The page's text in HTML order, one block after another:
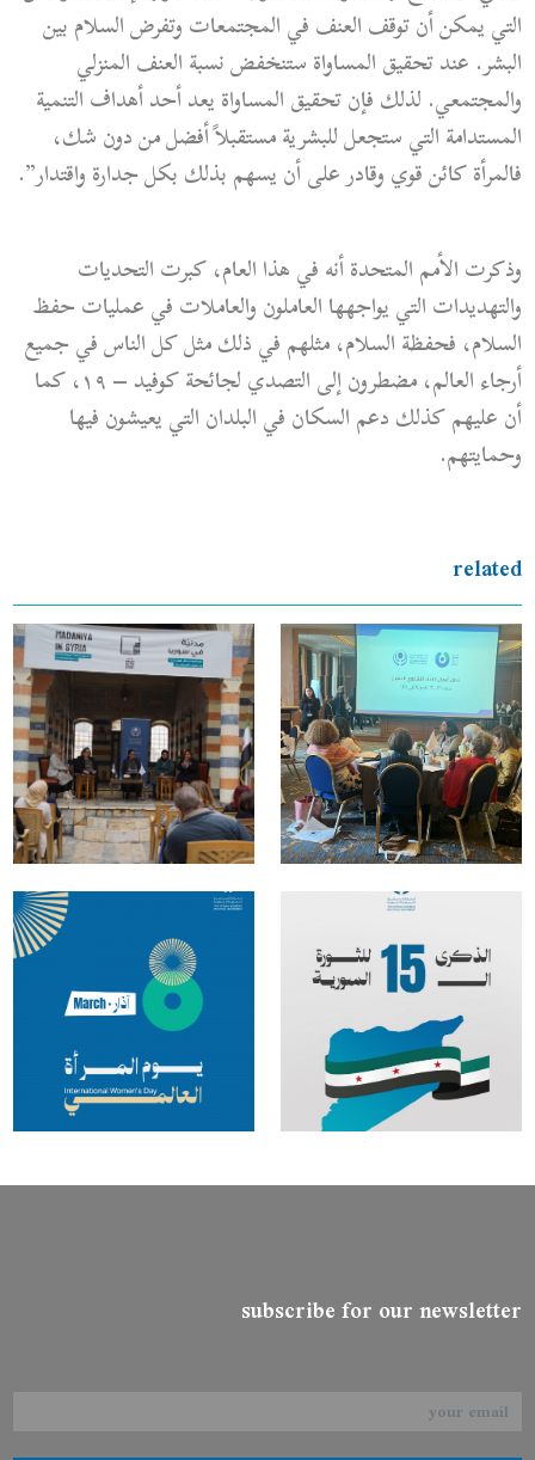
التي يمكن أن توقف العنف في المجتمعات وتفرض السلام بين
البشر. عند تحقيق المساواة ستنخفض نسبة العنف المنزلي
والمجتمعي. لذلك فإن تحقيق المساواة يعد أحد أهداف التنمية
المستدامة التي ستجعل للبشرية مستقبلاً أفضل من دون شك،
فالمرأة كائن قوي وقادر على أن يسهم بذلك بكل جدارة واقتدار”.
وذكرت الأمم المتحدة أنه في هذا العام، كبرت التحديات
والتهديدات التي يواجهها العاملون والعاملات في عمليات حفظ
السلام، فحفظة السلام، مثلهم في ذلك مثل كل الناس في جميع
أرجاء العالم، مضطرون إلى التصدي لجائحة كوفيد – ١٩، كما
أن عليهم كذلك دعم السكان في البلدان التي يعيشون فيها
وحمايتهم.
related
subscribe for our newsletter